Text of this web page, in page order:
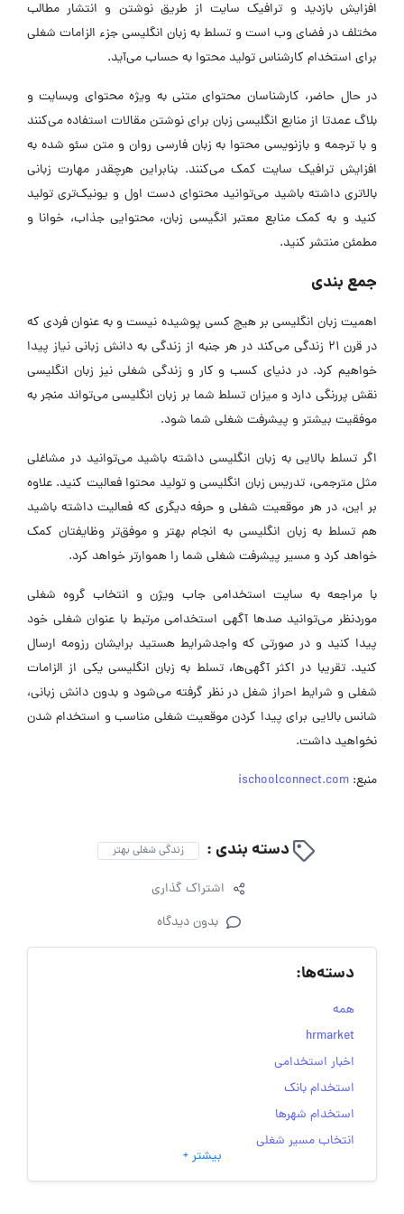
افزایش بازدید و ترافیک سایت از طریق نوشتن و انتشار مطالب
مختلف در فضای وب است و تسلط به زبان انگلیسی جزء الزامات شغلی
برای استخدام کارشناس تولید محتوا به حساب می‌آید.
در حال حاضر، کارشناسان محتوای متنی به ویژه محتوای وبسایت و
بلاگ عمدتا از منابع انگلیسی زبان برای نوشتن مقالات استفاده می‌کنند
و با ترجمه و بازنویسی محتوا به زبان فارسی روان و متن سئو شده به
افزایش ترافیک سایت کمک می‌کنند. بنابراین هرچقدر مهارت زبانی
بالاتری داشته باشید می‌توانید محتوای دست اول و یونیک‌تری تولید
کنید و به کمک منابع معتبر انگیسی زبان، محتوایی جذاب، خوانا و
مطمئن منتشر کنید.
جمع بندی
اهمیت زبان انگلیسی بر هیچ کسی پوشیده نیست و به عنوان فردی که
در قرن 21 زندگی می‌کند در هر جنبه از زندگی به دانش زبانی نیاز پیدا
خواهیم کرد. در دنیای کسب و کار و زندگی شغلی نیز زبان انگلیسی
نقش پررنگی دارد و میزان تسلط شما بر زبان انگلیسی می‌تواند منجر به
موفقیت بیشتر و پیشرفت شغلی شما شود.
اگر تسلط بالایی به زبان انگلیسی داشته باشید می‌توانید در مشاغلی
مثل مترجمی، تدریس زبان انگلیسی و تولید محتوا فعالیت کنید. علاوه
بر این، در هر موقعیت شغلی و حرفه‌ دیگری که فعالیت داشته باشید
هم تسلط به زبان انگلیسی به انجام بهتر و موفق‌تر وظایفتان کمک
خواهد کرد و مسیر پیشرفت شغلی شما را هموارتر خواهد کرد.
با مراجعه به سایت استخدامی جاب ویژن و انتخاب گروه شغلی
موردنظر می‌توانید صدها آگهی استخدامی مرتبط با عنوان شغلی خود
پیدا کنید و در صورتی که واجدشرایط هستید برایشان رزومه ارسال
کنید. تقریبا در اکثر آگهی‌ها، تسلط به زبان انگلیسی یکی از الزامات
شغلی و شرایط احراز شغل در نظر گرفته می‌شود و بدون دانش زبانی،
شانس بالایی برای پیدا کردن موقعیت شغلی مناسب و استخدام شدن
نخواهید داشت.
منبع: ischoolconnect.com
دسته بندی : زندگی شغلی بهتر
اشتراک گذاری
بدون دیدگاه
دسته‌ها:
همه
hrmarket
اخبار استخدامی
استخدام بانک
استخدام شهرها
انتخاب مسیر شغلی
به‌روزرسانی‌های سایت (کارجویی)
بیشتر +